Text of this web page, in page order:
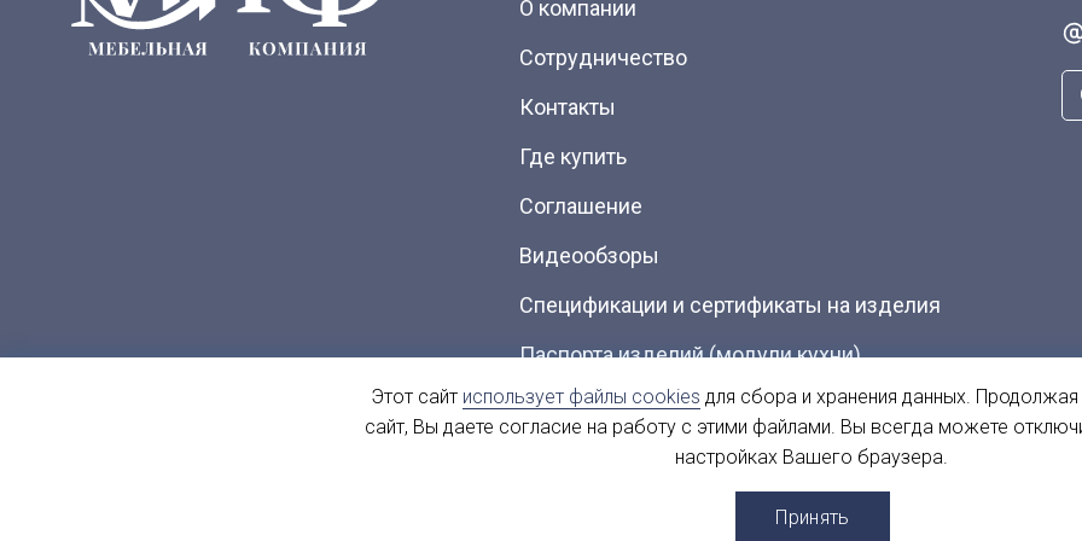
О компании
Сотрудничество
Контакты
Где купить
Соглашение
Видеообзоры
Спецификации и сертификаты на изделия
Паспорта изделий (модули кухни)
Каталоги (Скачать PDF)
Этот сайт использует файлы cookies для сбора и хранения данных. Продолжая
сайт, Вы даете согласие на работу с этими файлами. Вы всегда можете
настройках Вашего браузера.
Принять